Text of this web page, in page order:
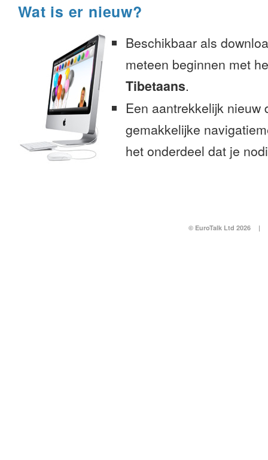
Wat is er nieuw?
Beschikbaar als
meteen beginnen met
Tibetaans.
Een aantrekkelijk nieuw
gemakkelijke
het onderdeel dat je
© EuroTalk Ltd 2026 |